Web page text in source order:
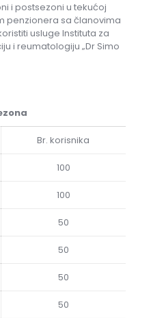
i postsezoni u tekućoj
penzionera sa članovima
usluge Instituta za
i reumatologiju „Dr Simo
Br. korisnika
100
100
50
50
50
50